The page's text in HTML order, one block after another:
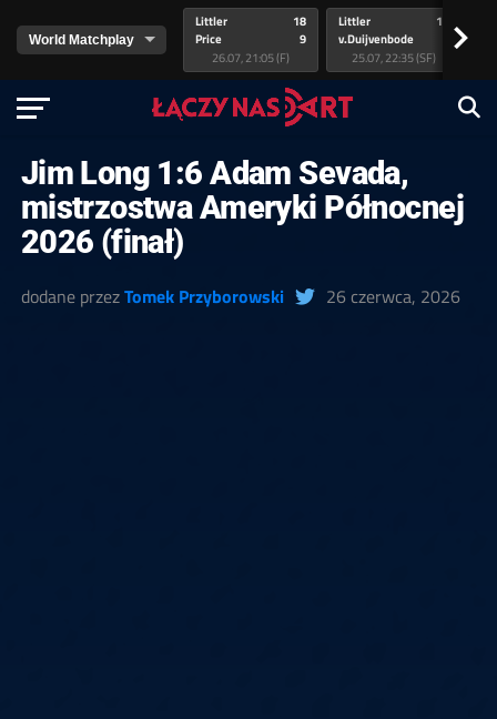
Littler
Price
18
9
26.07, 21:05 (F)
Littler
v.Duijvenbode
17
25.07, 22:35 (SF)
>
Jim Long 1:6 Adam Sevada,
mistrzostwa Ameryki Północnej
2026 (finał)
dodane przezTomek Przyborowski 26 czerwca, 2026